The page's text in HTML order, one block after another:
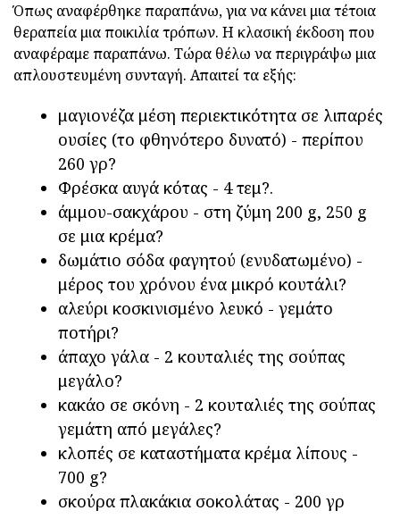
Όπως αναφέρθηκε παραπάνω, για να κάνει μια τέτοια
θεραπεία μια ποικιλία τρόπων. Η κλασική έκδοση που
αναφέραμε παραπάνω. Τώρα θέλω να περιγράψω μια
απλουστευμένη συνταγή. Απαιτεί τα εξής:
μαγιονέζα μέση περιεκτικότητα σε λιπαρές
ουσίες (το φθηνότερο δυνατό) - περίπου
260 γρ?
Φρέσκα αυγά κότας - 4 τεμ?.
άμμου-σακχάρου - στη ζύμη 200 g, 250 g
σε μια κρέμα?
δωμάτιο σόδα φαγητού (ενυδατωμένο) -
μέρος του χρόνου ένα μικρό κουτάλι?
αλεύρι κοσκινισμένο λευκό - γεμάτο
ποτήρι?
άπαχο γάλα - 2 κουταλιές της σούπας
μεγάλο?
κακάο σε σκόνη - 2 κουταλιές της σούπας
γεμάτη από μεγάλες?
κλοπές σε καταστήματα κρέμα λίπους -
700 g?
σκούρα πλακάκια σοκολάτας - 200 γρ